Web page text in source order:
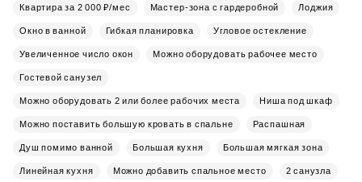
Квартира за 2 000 ₽/мес Мастер-зона с гардеробной Лоджия
Окно в ванной Гибкая планировка Угловое остекление
Увеличенное число окон Можно оборудовать рабочее место
Гостевой санузел
Можно оборудовать 2 или более рабочих места Ниша под шкаф
Можно поставить большую кровать в спальне Распашная
Душ помимо ванной Большая кухня Большая мягкая зона
Линейная кухня Можно добавить спальное место 2 санузла